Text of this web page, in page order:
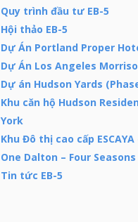
Quy trình đầu tư EB-5
Hội thảo EB-5
Dự Án Portland Proper
Dự Án Los Angeles
Dự án Hudson Yards
Khu căn hộ Hudson
York
Khu Đô thị cao cấp
One Dalton – Four Seasons
Tin tức EB-5